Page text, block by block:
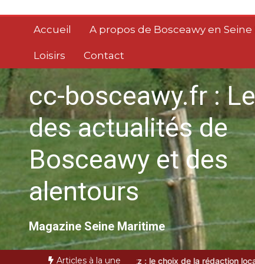
contenuAccueil A propos de Bosceawy en
Loisirs Contact
cc-bosceawy.fr :
des actualités de
Bosceawy et des
alentours
Magazine Seine Maritime
Articles à la une
à Biarritz : le choix de la rédaction locale VTC bassin